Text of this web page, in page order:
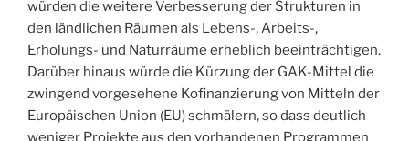
würden die weitere Verbesserung der Strukturen in
den ländlichen Räumen als Lebens-, Arbeits-,
Erholungs- und Naturräume erheblich beeinträchtigen.
Darüber hinaus würde die Kürzung der GAK-Mittel die
zwingend vorgesehene Kofinanzierung von Mitteln der
Europäischen Union (EU) schmälern, so dass deutlich
weniger Projekte aus den vorhandenen Programmen